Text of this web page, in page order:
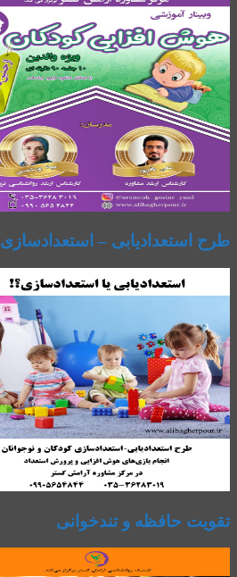
طرح استعدادیابی – استعدادسازی
تقویت حافظه و تندخوانی